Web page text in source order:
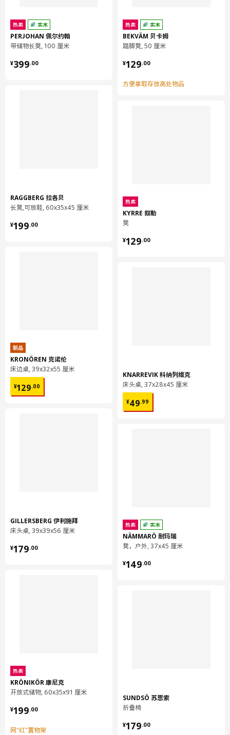
包装信息
包装数量
高度
10 厘米
长度
51 厘米
清除污迹可使用橡皮擦，细砂纸，肥皂，餐具清洁剂或漆料稀释
剂。
可涂油，刷漆或上釉，使表面更加耐磨，易于保养。
为提高稳定性，请在组装两周后以及有必要时重新紧固螺丝。
设计师理念
“设计PERJOHAN 佩尔约翰 长凳和储物凳时，我们希望打造一件多
功能家具，除了作为座椅，还能满足其他用途，为狭小的居住空间
提供一个巧妙的家具方案。 于是我们将凳子底下的空间变成储物
空间，并调整了设计，以便它们可以用作边桌，满足多种用途。
热卖 实木
PERJOHAN 佩尔约翰
带储物长凳, 100 厘米
¥399.00
¥ 399.00
RAGGBERG 拉各贝
长凳,可放鞋, 60x35x45 厘米
¥199.00
¥ 199.00
新品
KRONÖREN 克诺伦
床边桌, 39x32x55 厘米
¥129.00
¥ 129.00
GILLERSBERG 伊利施拜
床头桌, 39x39x56 厘米
¥179.00
¥ 179.00
热卖
KRÖNIKÖR 康尼克
开放式储物, 60x35x91 厘米
¥199.00
¥ 199.00
网"红"置物架
热卖 实木
BEKVÄM 贝卡姆
踏脚凳, 50 厘米
¥129.00
¥ 129.00
方便拿取存放高处物品
热卖
KYRRE 叙勒
凳
¥129.00
¥ 129.00
KNARREVIK 科纳列维克
床头桌, 37x28x45 厘米
¥49.99
¥ 49.99
热卖 实木
NÄMMARÖ 耐玛瑞
凳，户外, 37x45 厘米
¥149.00
¥ 149.00
SUNDSÖ 苏恩索
折叠椅
¥179.00
¥ 179.00